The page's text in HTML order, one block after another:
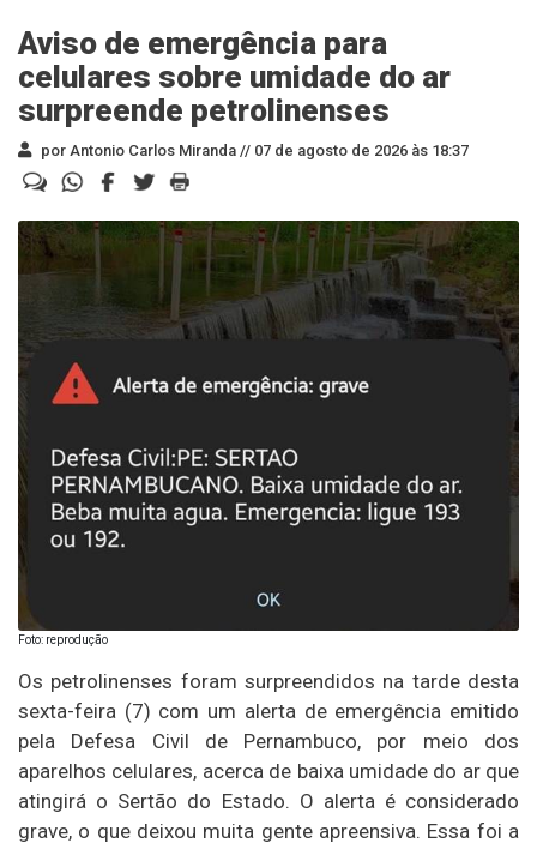
Aviso de emergência para
celulares sobre umidade do ar
surpreende petrolinenses
por Antonio Carlos Miranda // 07 de agosto de 2026 às 18:37
Foto: reprodução
Os petrolinenses foram surpreendidos na tarde desta
sexta-feira (7) com um alerta de emergência emitido
pela Defesa Civil de Pernambuco, por meio dos
aparelhos celulares, acerca de baixa umidade do ar que
atingirá o Sertão do Estado. O alerta é considerado
grave, o que deixou muita gente apreensiva. Essa foi a